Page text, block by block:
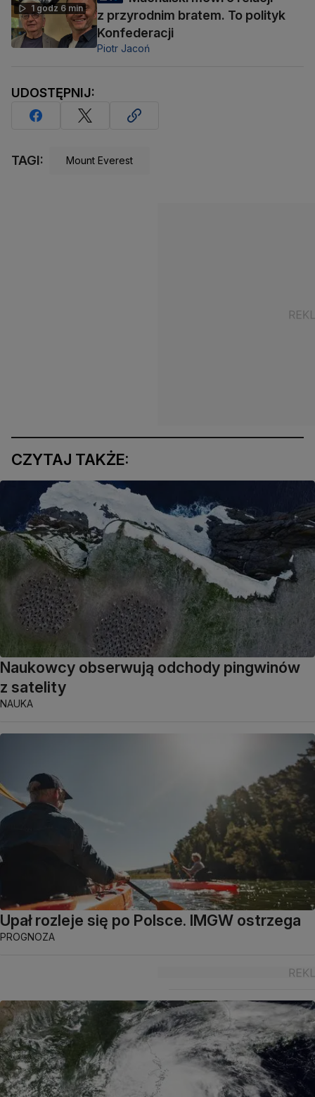
1 godz 6 min
z przyrodnim bratem. To polityk
Konfederacji
Piotr Jacoń
UDOSTĘPNIJ:
TAGI: Mount Everest
CZYTAJ TAKŻE:
Naukowcy obserwują odchody pingwinów
z satelity
NAUKA
Upał rozleje się po Polsce. IMGW ostrzega
PROGNOZA